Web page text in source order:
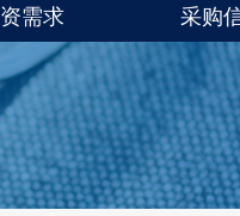
需求 采购